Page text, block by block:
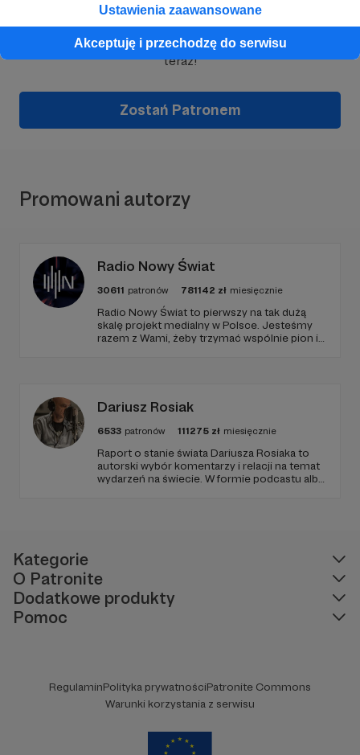
Ustawienia zaawansowane
Akceptuję i przechodzę do serwisu
Wesprzyj działalność AutoraMarcin Ogdowski
teraz!
Zostań Patronem
Promowani autorzy
Radio Nowy Świat
30611 patronów 781142 zł miesięcznie
Radio Nowy Świat to pierwszy na tak dużą
skalę projekt medialny w Polsce. Jesteśmy
razem z Wami, żeby trzymać wspólnie pion i
Dariusz Rosiak
6533 patronów 111275 zł miesięcznie
Raport o stanie świata Dariusza Rosiaka to
autorski wybór komentarzy i relacji na temat
wydarzeń na świecie. W formie podcastu albo
Kategorie
O Patronite
Dodatkowe produkty
Pomoc
RegulaminPolityka prywatnościPatronite Commons
Warunki korzystania z serwisu